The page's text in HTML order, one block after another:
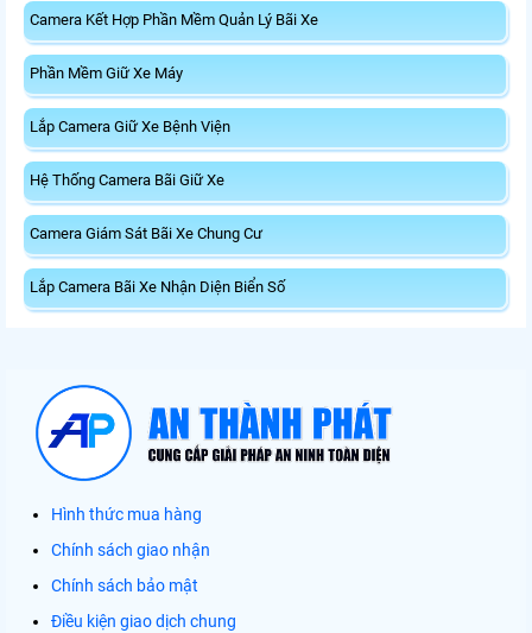
Camera Kết Hợp Phần Mềm Quản Lý Bãi Xe
Phần Mềm Giữ Xe Máy
Lắp Camera Giữ Xe Bệnh Viện
Hệ Thống Camera Bãi Giữ Xe
Camera Giám Sát Bãi Xe Chung Cư
Lắp Camera Bãi Xe Nhận Diện Biển Số
Hình thức mua hàng
Chính sách giao nhận
Chính sách bảo mật
Điều kiện giao dịch chung